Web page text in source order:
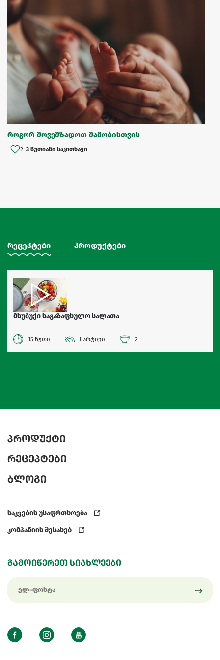
როგორ მოვემზადოთ მამობისთვის
2 3 წუთიანი საკითხავი
რეცეპტები პროდუქტები
მსუბუქი საგაზაფხულო სალათა
15 წუთი მარტივი 2
პროდუქტი
რეცეპტები
ბლოგი
საკვების უსაფრთხოება
კომპანიის შესახებ
გამოიწერეთ სიახლეები